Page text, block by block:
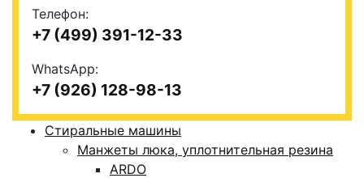
Телефон:
+7 (499) 391-12-33
WhatsApp:
+7 (926) 128-98-13
Стиральные машины
Манжеты люка, уплотнительная резина
ARDO